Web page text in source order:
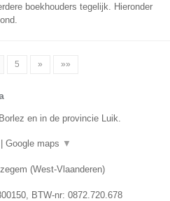
boekhouders tegelijk. Hieronder
5 » »»
en in de provincie Luik.
Google maps ▼
Izegem (West-Vlaanderen)
, BTW-nr: 0872.720.678